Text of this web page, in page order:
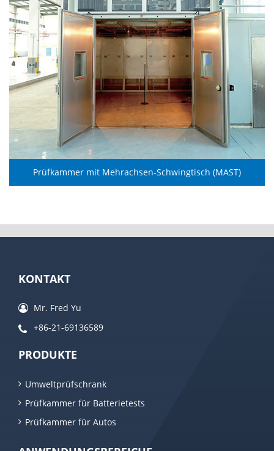
Prüfkammer mit Mehrachsen-Schwingtisch (MAST)
KONTAKT
Mr. Fred Yu
+86-21-69136589
PRODUKTE
Umweltprüfschrank
Prüfkammer für Batterietests
Prüfkammer für Autos